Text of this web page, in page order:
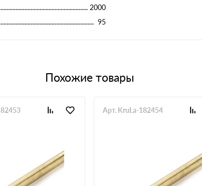
2000
95
Похожие товары
Арт. KruLa-182454